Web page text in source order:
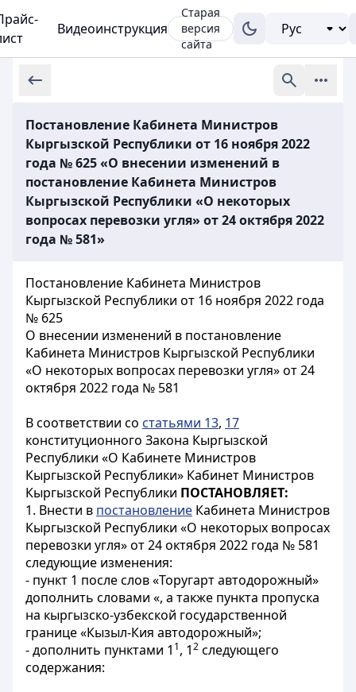
Видеоинструкция
Старая
версия
сайта
Постановление Кабинета Министров
Кыргызской Республики от 16 ноября 2022
года № 625 «О внесении изменений в
постановление Кабинета Министров
Кыргызской Республики «О некоторых
вопросах перевозки угля» от 24 октября 2022
года № 581»
Постановление Кабинета Министров
Кыргызской Республики от 16 ноября 2022 года
№ 625
О внесении изменений в постановление
Кабинета Министров Кыргызской Республики
«О некоторых вопросах перевозки угля» от 24
октября 2022 года № 581
В соответствии со статьями 13, 17
конституционного Закона Кыргызской
Республики «О Кабинете Министров
Кыргызской Республики» Кабинет Министров
Кыргызской Республики ПОСТАНОВЛЯЕТ:
1. Внести в постановление Кабинета Министров
Кыргызской Республики «О некоторых вопросах
перевозки угля» от 24 октября 2022 года № 581
следующие изменения:
- пункт 1 после слов «Торугарт автодорожный»
дополнить словами «, а также пункта пропуска
на кыргызско-узбекской государственной
границе «Кызыл-Кия автодорожный»;
- дополнить пунктами 1 1, 12 следующего
содержания: